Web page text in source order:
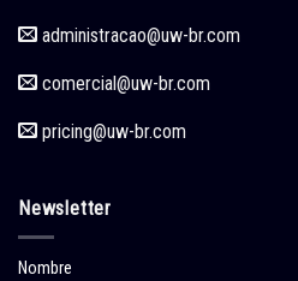
administracao@uw-br.com
comercial@uw-br.com
pricing@uw-br.com
Newsletter
Nombre